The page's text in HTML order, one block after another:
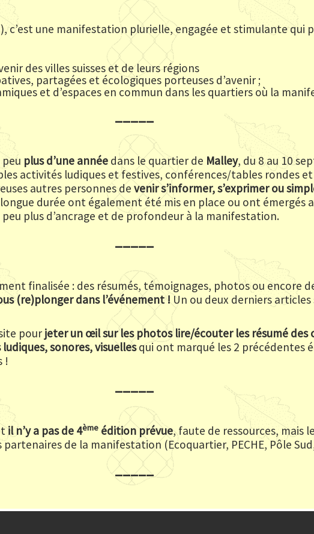
c’est une manifestation plurielle, engagée et stimulante qui
des villes suisses et de leurs régions
partagées et écologiques porteuses d’avenir ;
et d’espaces en commun dans les quartiers où la
peu plus d’une année dans le quartier de Malley, du 8 au 10
activités ludiques et festives, conférences/tables rondes
autres personnes de venir s’informer, s’exprimer ou
durée ont également été mis en place ou ont émergés
plus d’ancrage et de profondeur à la manifestation.
finalisée : des résumés, témoignages, photos ou encore
(re)plonger dans l’événement ! Un ou deux derniers
pour jeter un œil sur les photos lire/écouter les résumé
sonores, visuellesqui ont marqué les 2 précédentes
!
il n’y a pas de 4ème édition prévue, faute de ressources, mais
de la manifestation (Ecoquartier, PECHE, Pôle
_____